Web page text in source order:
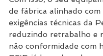
de fábrica alinhado com
exigências técnicas da
reduzindo retrabalho e
não conformidade com